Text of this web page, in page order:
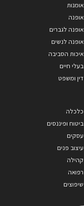
אומנות
אופנה
אופנה לגברים
אופנה לנשים
איכות הסביבה
בעלי חיים
דין ומשפט
כלכלה
ביטוח ופיננסים
עסקים
עיצוב פנים
קהילה
רפואה
שיפוצים